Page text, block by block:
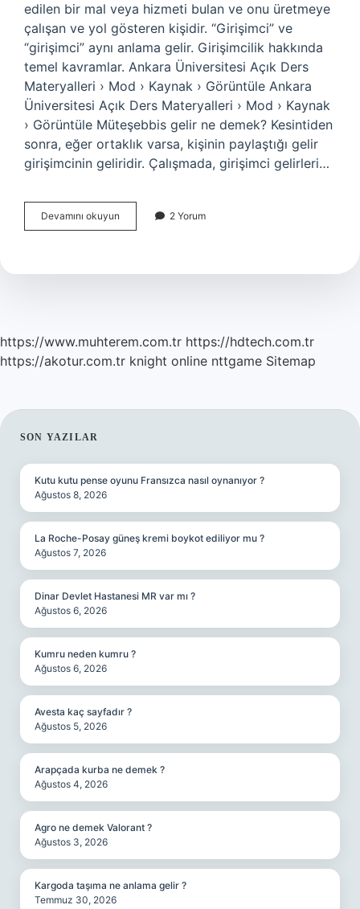
edilen bir mal veya hizmeti bulan ve onu üretmeye
çalışan ve yol gösteren kişidir. “Girişimci” ve
“girişimci” aynı anlama gelir. Girişimcilik hakkında
temel kavramlar. Ankara Üniversitesi Açık Ders
Materyalleri › Mod › Kaynak › Görüntüle Ankara
Üniversitesi Açık Ders Materyalleri › Mod › Kaynak
› Görüntüle Müteşebbis gelir ne demek? Kesintiden
sonra, eğer ortaklık varsa, kişinin paylaştığı gelir
girişimcinin geliridir. Çalışmada, girişimci gelirleri…
Devamını okuyun
Müteşebbis
2 Yorum
https://www.muhterem.com.tr https://hdtech.com.tr
https://akotur.com.tr knight online nttgame Sitemap
SIDEBAR
SON YAZILAR
Kutu kutu pense oyunu Fransızca nasıl oynanıyor ?
Ağustos 8, 2026
La Roche-Posay güneş kremi boykot ediliyor mu ?
Ağustos 7, 2026
Dinar Devlet Hastanesi MR var mı ?
Ağustos 6, 2026
Kumru neden kumru ?
Ağustos 6, 2026
Avesta kaç sayfadır ?
Ağustos 5, 2026
Arapçada kurba ne demek ?
Ağustos 4, 2026
Agro ne demek Valorant ?
Ağustos 3, 2026
Kargoda taşıma ne anlama gelir ?
Temmuz 30, 2026